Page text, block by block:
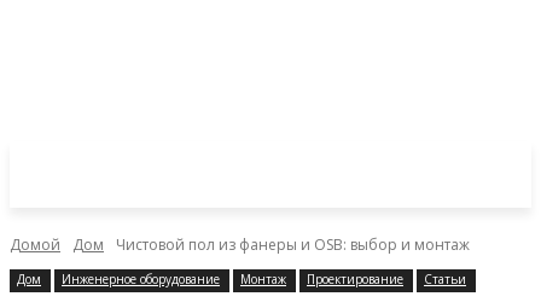
Домой Дом Чистовой пол из фанеры и OSB: выбор и монтаж
Дом Инженерное оборудование Монтаж Проектирование Статьи